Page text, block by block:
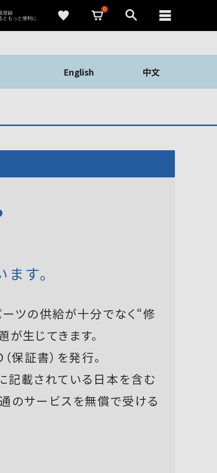
登録
ともっと便利に
0
English 中文
す。
ツの供給が十分でなく“修
生じてきます。
保証書）を発行。
記載されている日本を含む
のサービスを無償で受ける